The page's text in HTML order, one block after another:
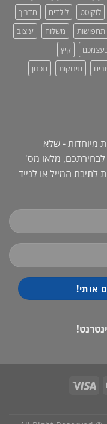
לוקו0ט לילדים
מדריך
תחפושות משלוח
עיצוב
קיץ
תינוקות תכנון
מיוחדות - שלא
לבחירתכם, מלאו מס'
לתיבת המייל או לנייד